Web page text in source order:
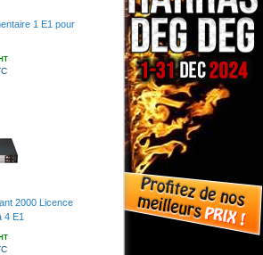
1 E1 pour
2000 Licence
4 E1